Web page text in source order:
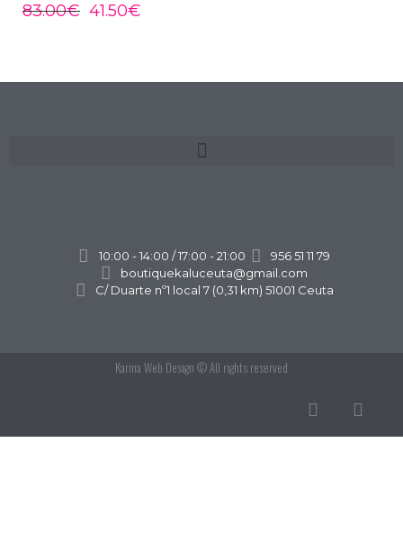
83.00€ 41.50€
10:00 - 14:00 / 17:00 - 21:00
956 51 11 79
boutiquekaluceuta@gmail.com
C/ Duarte nº1 local 7 (0,31 km) 51001 Ceuta
Karma Web Design © All rights reserved